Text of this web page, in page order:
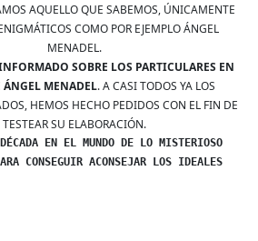
AQUELLO QUE SABEMOS, ÚNICAMENTE
COMO POR EJEMPLO ÁNGEL
MENADEL.
SOBRE LOS PARTICULARES EN
MENADEL. A CASI TODOS YA LOS
HEMOS HECHO PEDIDOS CON EL FIN DE
TESTEAR SU ELABORACIÓN.
EN EL MUNDO DE LO MISTERIOSO
CONSEGUIR ACONSEJAR LOS IDEALES